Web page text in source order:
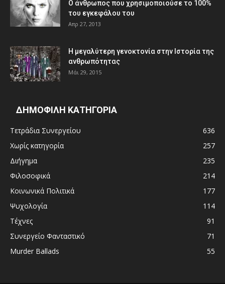
Ο άνθρωπος που χρησιμοποιούσε το 100%
του εγκεφάλου του
Απρ 27, 2013
Η μεγαλύτερη γενοκτονία στην Ιστορία της
ανθρωπότητας
Μάι 29, 2015
ΔΗΜΟΦΙΛΗ ΚΑΤΗΓΟΡΙΑ
Τετράδια Συνεργείου
636
Χωρίς κατηγορία
257
Διήγημα
235
Φιλοσοφικά
214
Κοινωνικά Πολιτικά
177
Ψυχολογία
114
Τέχνες
91
Συνεργείο Φανταστικό
71
Murder Ballads
55